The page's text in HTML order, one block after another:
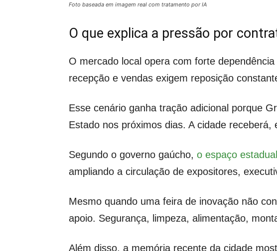
Foto baseada em imagem real com tratamento por IA
O que explica a pressão por
O mercado local opera com forte
recepção e vendas exigem reposição
Esse cenário ganha tração adicional porque
Estado nos próximos dias. A cidade
Segundo o governo gaúcho, o espaço
ampliando a circulação de expositores,
Mesmo quando uma feira de inovação não
apoio. Segurança, limpeza, alimentação,
Além disso, a memória recente da cidade